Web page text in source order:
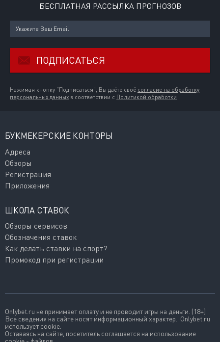
БЕСПЛАТНАЯ РАССЫЛКА ПРОГНОЗОВ
ПОДПИСАТЬСЯ
Нажимая кнопку "Подписаться", Вы даёте своё согласие на обработку
персональных данных в соответствии с Политикой обработки
БУКМЕКЕРСКИЕ КОНТОРЫ
Адреса
Обзоры
Регистрация
Приложения
ШКОЛА СТАВОК
Обзоры сервисов
Обозначения ставок
Как делать ставки на спорт?
Промокод при регистрации
Onlybet.ru не принимает оплату и не проводит игры на деньги. (18+)
Все сведения на сайте носят информационный характер. Onlybet.ru
использует cookie.
Оставаясь на сайте, посетитель соглашается на использование